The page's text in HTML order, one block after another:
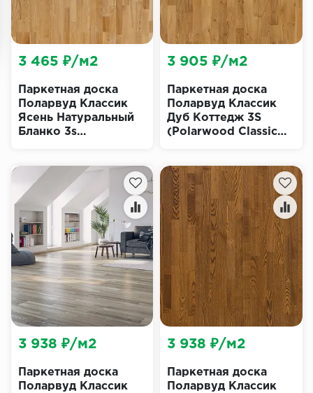
Паркетная доска
Поларвуд Классик
Ясень Натуральный
Бланко 3s
3 465 ₽/м2
Паркетная доска
Поларвуд Классик
Дуб Коттедж 3S
(Polarwood Classic
3 905 ₽/м2
Паркетная доска
Поларвуд Классик
3 938 ₽/м2
Паркетная доска
Поларвуд Классик
3 938 ₽/м2